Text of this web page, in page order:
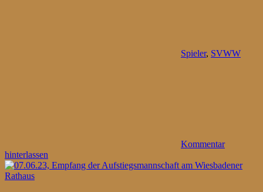
Spieler, SVWW
Kommentar
hinterlassen